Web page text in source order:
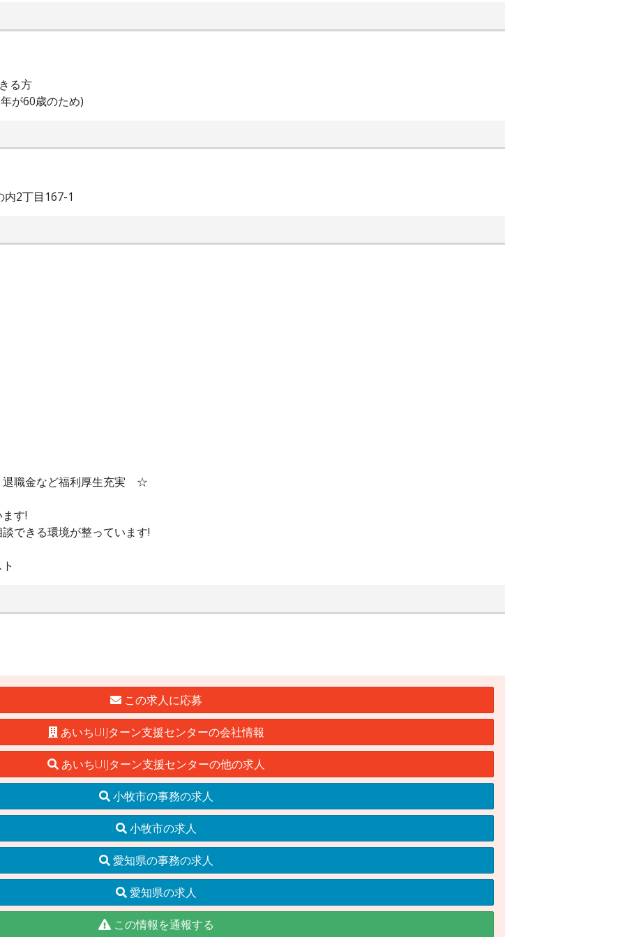
る方
が60歳のため)
内2丁目167-1
職金など福利厚生充実 ☆
す!
できる環境が整っています!
この求人に応募
あいちUIJターン支援センターの会社情報
あいちUIJターン支援センターの他の求人
小牧市の事務の求人
小牧市の求人
愛知県の事務の求人
愛知県の求人
この情報を通報する